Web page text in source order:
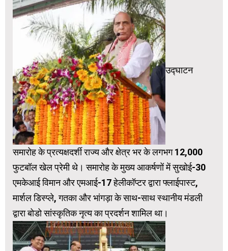
उद्घाटन
समारोह के प्रत्यक्षदर्शी राज्य और क्षेत्र भर के लगभग 12,000
फुटबॉल खेल प्रेमी थे। समारोह के मुख्य आकर्षणों में सुखोई-30
एमकेआई विमान और एमआई-17 हेलीकॉप्टर द्वारा फ्लाईपास्ट,
मार्शल डिस्प्ले, गतका और भांगड़ा के साथ-साथ स्थानीय मंडली
द्वारा बोडो सांस्कृतिक नृत्य का प्रदर्शन शामिल था।